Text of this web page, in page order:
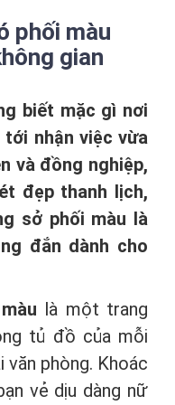
phối màu
gian
biết mặc gì nơi
nhận việc vừa
và đồng nghiệp,
đẹp thanh lịch,
sở phối màu là
đắn dành cho
là một trang
tủ đồ của mỗi
phòng. Khoác
vẻ dịu dàng nữ